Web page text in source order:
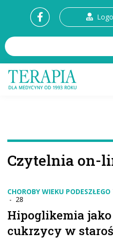
Czytelnia on-
CHOROBY WIEKU PODESZŁEGO
- 28
Hipoglikemia
cukrzycy w